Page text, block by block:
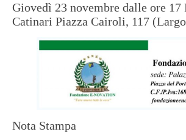
Giovedì 23 novembre dalle ore 17
Catinari Piazza Cairoli, 117
Nota Stampa